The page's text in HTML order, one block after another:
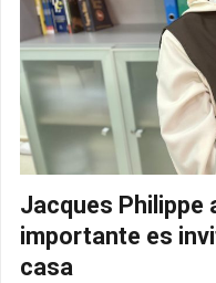
Jacques Philippe
importante es
casa